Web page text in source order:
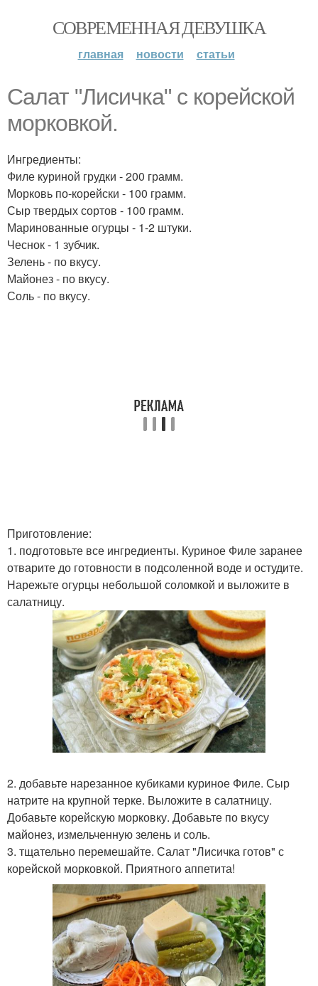
СОВРЕМЕННАЯ ДЕВУШКА
главная новости статьи
Салат "Лисичка" с корейской
морковкой.
Ингредиенты:
Филе куриной грудки - 200 грамм.
Морковь по-корейски - 100 грамм.
Сыр твердых сортов - 100 грамм.
Маринованные огурцы - 1-2 штуки.
Чеснок - 1 зубчик.
Зелень - по вкусу.
Майонез - по вкусу.
Соль - по вкусу.
Приготовление:
1. подготовьте все ингредиенты. Куриное Филе заранее
отварите до готовности в подсоленной воде и остудите.
Нарежьте огурцы небольшой соломкой и выложите в
салатницу.
2. добавьте нарезанное кубиками куриное Филе. Сыр
натрите на крупной терке. Выложите в салатницу.
Добавьте корейскую морковку. Добавьте по вкусу
майонез, измельченную зелень и соль.
3. тщательно перемешайте. Салат "Лисичка готов" с
корейской морковкой. Приятного аппетита!